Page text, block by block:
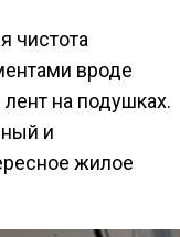
чистота
вроде
на подушках.
и
жилое